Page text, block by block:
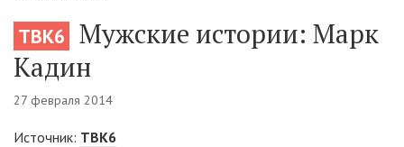
ТВК6
Мужские истории: Марк
Кадин
27 февраля 2014
Источник: ТВК6